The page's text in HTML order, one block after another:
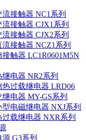
流接触器 NC1系列
流接触器 CJX1系列
流接触器 CJX2系列
流接触器 NCZ1系列
接触器 LC1R0601M5N
继电器 NR2系列
热过载继电器 LRD06
继电器 MY-GS系列
型电磁继电器 NXJ系列
过载继电器 NXR系列
G3系列